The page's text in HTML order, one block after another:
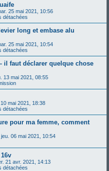
25 mai 2021, 10:56
détachées
long et embase alu
25 mai 2021, 10:54
détachées
il faut déclarer quelque chose
13 mai 2021, 08:55
mai 2021, 18:38
détachées
pour ma femme, comment
jeu. 06 mai 2021, 10:54
21 avr. 2021, 14:13
détachées